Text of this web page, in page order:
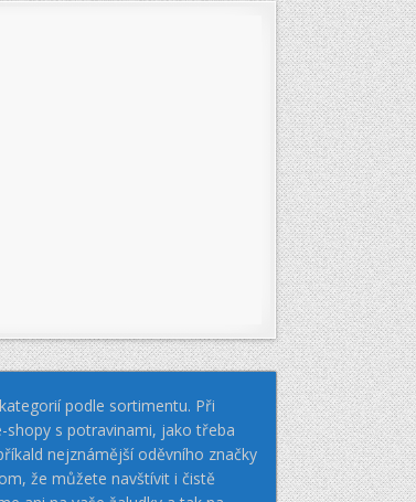
podle sortimentu. Při
s potravinami, jako třeba
nejznámější oděvního značky
že můžete navštívit i čistě